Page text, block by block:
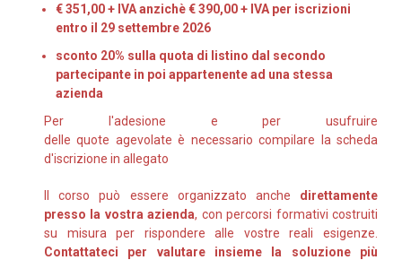
€ 351,00 + IVA anzichè € 390,00 + IVA per iscrizioni
entro il 29 settembre 2026
sconto 20% sulla quota di listino dal secondo
partecipante in poi appartenente ad una stessa
azienda
Per l'adesione e per usufruire
delle quote agevolate è necessario compilare la scheda
d'iscrizione in allegato
Il corso può essere organizzato anche direttamente
presso la vostra azienda, con percorsi formativi costruiti
su misura per rispondere alle vostre reali esigenze.
Contattateci per valutare insieme la soluzione più